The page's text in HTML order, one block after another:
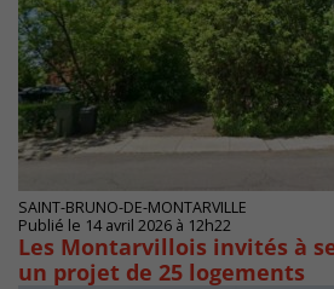
SAINT-BRUNO-DE-MONTARVILLE
Publié le 14 avril 2026 à 12h22
Les Montarvillois invités à
un projet de 25 logements